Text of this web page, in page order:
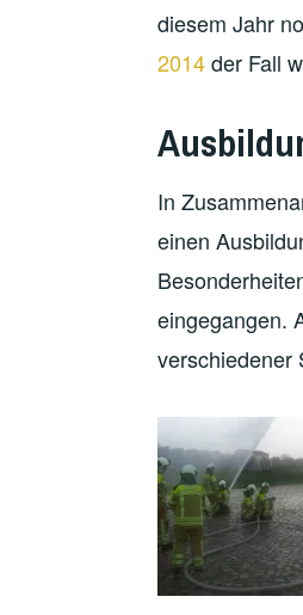
diesem Jahr
2014der Fall
In
einen
eingegangen.
verschiedener